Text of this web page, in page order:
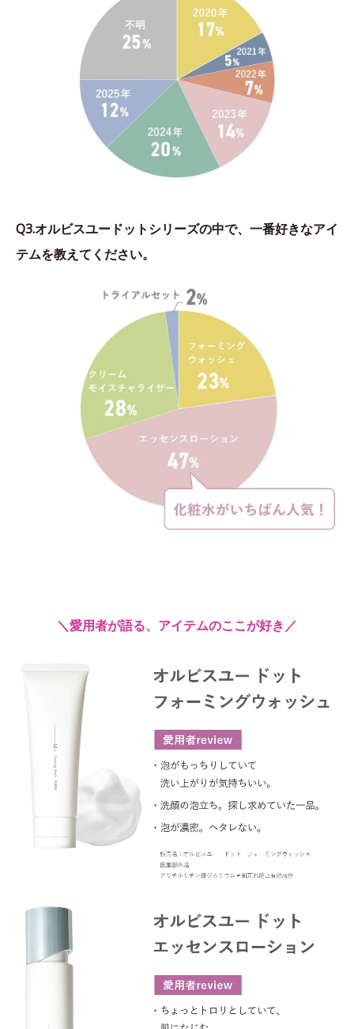
Q3.オルビスユードットシリーズの中で、一番好きなアイ
テムを教えてください。
＼愛用者が語る、アイテムのここが好き／